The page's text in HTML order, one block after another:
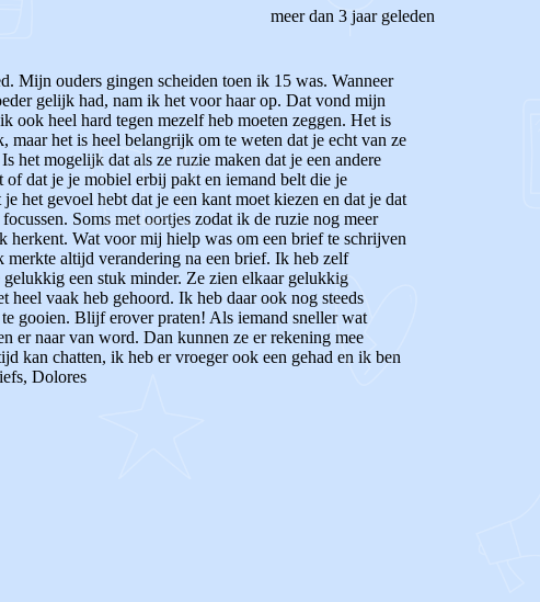
meer dan 3 jaar geleden
Mijn ouders gingen scheiden toen ik 15 was. Wanneer
gelijk had, nam ik het voor haar op. Dat vond mijn
ook heel hard tegen mezelf heb moeten zeggen. Het is
het is heel belangrijk om te weten dat je echt van ze
het mogelijk dat als ze ruzie maken dat je een andere
dat je je mobiel erbij pakt en iemand belt die je
het gevoel hebt dat je een kant moet kiezen en dat je dat
Soms met oortjes zodat ik de ruzie nog meer
herkent. Wat voor mij hielp was om een brief te schrijven
merkte altijd verandering na een brief. Ik heb zelf
een stuk minder. Ze zien elkaar gelukkig
heel vaak heb gehoord. Ik heb daar ook nog steeds
gooien. Blijf erover praten! Als iemand sneller wat
er naar van word. Dan kunnen ze er rekening mee
kan chatten, ik heb er vroeger ook een gehad en ik ben
Dolores